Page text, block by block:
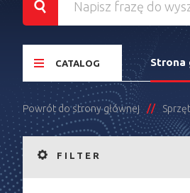
CATALOG Strona
Powrót do strony głównej
FILTER